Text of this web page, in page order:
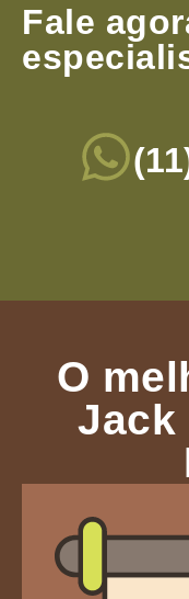
Fale
O
Jack